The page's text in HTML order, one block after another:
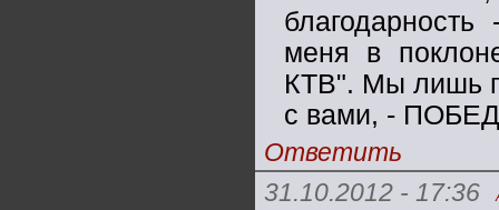
меня в
КТВ". Мы лишь
с вами, -
Ответить
31.10.2012 - 17:36